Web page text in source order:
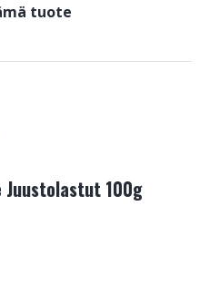
tuote
Juustolastut 100g